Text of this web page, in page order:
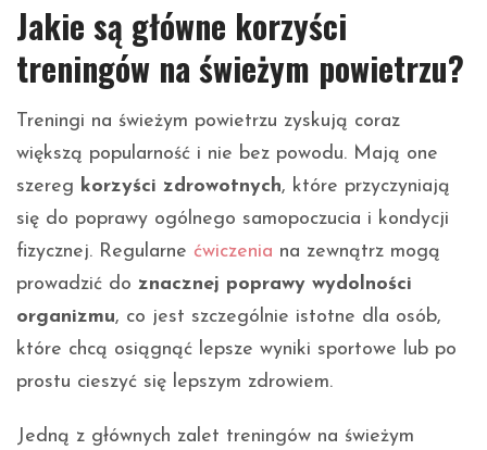
Jakie są główne korzyści
treningów na świeżym powietrzu?
Treningi na świeżym powietrzu zyskują coraz
większą popularność i nie bez powodu. Mają one
szereg korzyści zdrowotnych, które przyczyniają
się do poprawy ogólnego samopoczucia i kondycji
fizycznej. Regularne ćwiczenia na zewnątrz mogą
prowadzić do znacznej poprawy wydolności
organizmu, co jest szczególnie istotne dla osób,
które chcą osiągnąć lepsze wyniki sportowe lub po
prostu cieszyć się lepszym zdrowiem.
Jedną z głównych zalet treningów na świeżym